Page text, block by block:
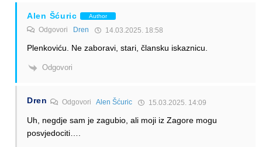
Alen Šćuric Author
Odgovori Dren 14.03.2025. 18:58
Plenkoviću. Ne zaboravi, stari, člansku iskaznicu.
Odgovori
Dren Odgovori Alen Šćuric 15.03.2025. 14:09
Uh, negdje sam je zagubio, ali moji iz Zagore mogu
posvjedociti….